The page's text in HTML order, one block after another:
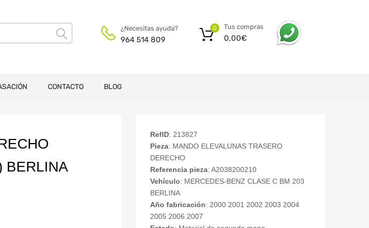
¿Necesitas ayuda?
964 514 809
Tus compras
0,00€
0
CONTACTO BLOG
BERLINA
RefID: 213827
Pieza: MANDO ELEVALUNAS TRASERO
DERECHO
Referencia pieza: A2038200210
Vehículo: MERCEDES-BENZ CLASE C BM 203
BERLINA
Año fabricación: 2000 2001 2002 2003 2004
2005 2006 2007